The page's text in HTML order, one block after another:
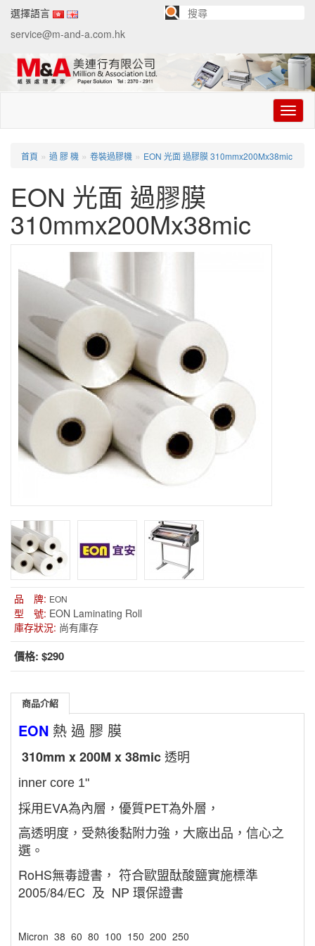
選擇語言
service@m-and-a.com.hk
切
换
航
首頁 » 過 膠 機 » 卷裝過膠機 » EON 光面 過膠膜 310mmx200Mx38mic
EON 光面 過膠膜
310mmx200Mx38mic
品 牌: EON
型 號: EON Laminating Roll
庫存狀況: 尚有庫存
價格: $290
商品介紹
EON 熱 過 膠 膜
310mm x 200M x 38mic透明
inner core 1"
採用EVA為內層，優質PET為外層，
高透明度，受熱後黏附力強，大廠出品，信心之
選。
RoHS無毒證書， 符合歐盟酞酸鹽實施標準
2005/84/EC 及 NP 環保證書
Micron 38 60 80 100 150 200 250